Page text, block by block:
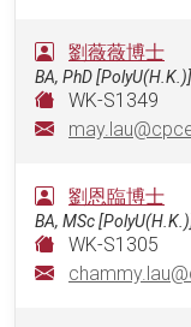
劉薇薇博士
BA, PhD [PolyU(H.K.)]
WK-S1349
劉恩臨博士
BA, MSc
WK-S1305